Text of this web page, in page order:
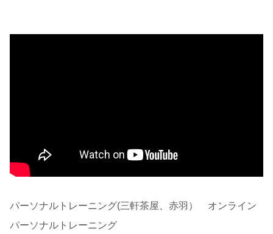
パーソナルトレーニング(三軒茶屋、赤羽） オンライン
パーソナルトレーニング